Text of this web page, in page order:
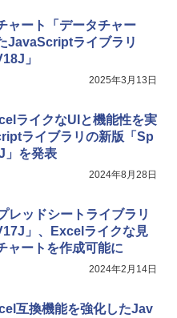
ャート「データチャー
JavaScriptライブラリ
」
2025年3月13日
ライクなUIと機能性を実
ライブラリの新版「Sp
」を発表
2024年8月28日
レッドシートライブラリ
」、Excelライクな見
ャートを作成可能に
2024年2月14日
互換機能を強化したJav